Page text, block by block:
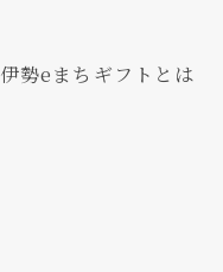
伊勢eまちギフトとは